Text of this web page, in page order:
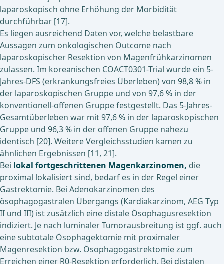
laparoskopisch ohne Erhöhung der Morbidität
durchführbar [17].
Es liegen ausreichend Daten vor, welche belastbare
Aussagen zum onkologischen Outcome nach
laparoskopischer Resektion von Magenfrühkarzinomen
zulassen. Im koreanischen COACT0301-Trial wurde ein 5-
Jahres-DFS (erkrankungsfreies Überleben) von 98,8 % in
der laparoskopischen Gruppe und von 97,6 % in der
konventionell-offenen Gruppe festgestellt. Das 5-Jahres-
Gesamtüberleben war mit 97,6 % in der laparoskopischen
Gruppe und 96,3 % in der offenen Gruppe nahezu
identisch [20]. Weitere Vergleichsstudien kamen zu
ähnlichen Ergebnissen [11, 21].
Bei lokal fortgeschrittenen Magenkarzinomen, die
proximal lokalisiert sind, bedarf es in der Regel einer
Gastrektomie. Bei Adenokarzinomen des
ösophagogastralen Übergangs (Kardiakarzinom, AEG Typ
II und III) ist zusätzlich eine distale Ösophagusresektion
indiziert. Je nach luminaler Tumorausbreitung ist ggf. auch
eine subtotale Ösophagektomie mit proximaler
Magenresektion bzw. Ösophagogastrektomie zum
Erreichen einer R0-Resektion erforderlich. Bei distalen